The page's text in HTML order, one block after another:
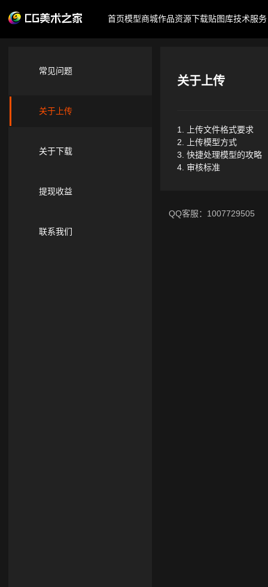
首页模型商城作品资源下载贴图库技术服务
常见问题
关于上传
关于下载
提现收益
联系我们
关于上传
1. 上传文件格式要求
2. 上传模型方式
3. 快捷处理模型的攻略
4. 审核标准
QQ客服：1007729505